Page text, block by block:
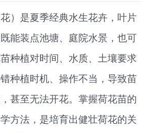
是夏季经典水生花卉，叶片
能装点池塘、庭院水景，也可
种植对时间、水质、土壤要求
种植时机、操作不当，导致苗
甚至无法开花。掌握荷花苗的
方法，是培育出健壮荷花的关